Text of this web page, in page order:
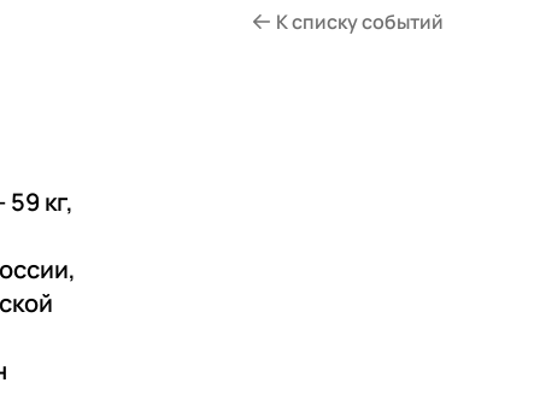
кг,
К списку событий